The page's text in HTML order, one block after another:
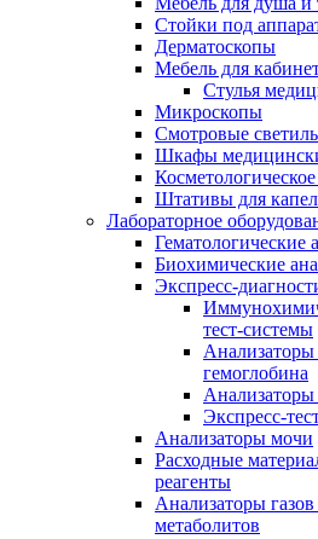
Стойки под
Дерматоскопы
Мебель для
Стулья
Микроскопы
Смотровые
Шкафы
Штативы для
Лабораторное
Гематологические
Биохимические
Экспресс-
тест-системы
Анализаторы
гемоглобина
Анализаторы
Экспресс-
Анализаторы мочи
Расходные
реагенты
Анализаторы
метаболитов